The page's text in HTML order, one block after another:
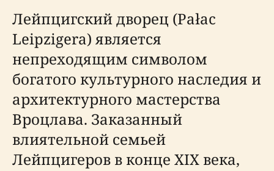
Лейпцигский дворец (Pałac
Leipzigera) является
непреходящим символом
богатого культурного наследия и
архитектурного мастерства
Вроцлава. Заказанный
влиятельной семьей
Лейпцигеров в конце XIX века,